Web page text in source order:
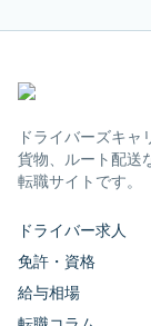
ドライバーズキャ
貨物、ルート配送
転職サイトです。
ドライバー求人
免許・資格
給与相場